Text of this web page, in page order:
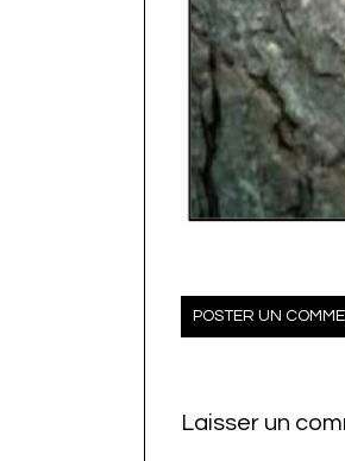
POSTER UN
Laisser un